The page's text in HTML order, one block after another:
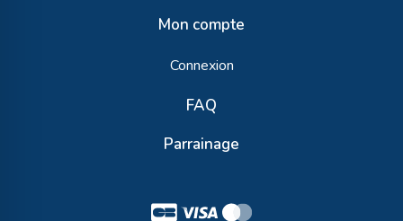
Mon compte
Connexion
FAQ
Parrainage